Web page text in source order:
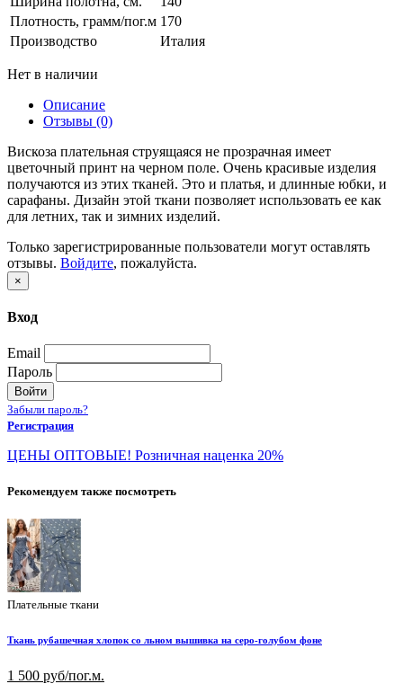
Плотность, грамм/пог.м 170
Производство
Италия
Нет в наличии
Описание
Отзывы (0)
Вискоза плательная струящаяся не прозрачная имеет
цветочный принт на черном поле. Очень красивые изделия
получаются из этих тканей. Это и платья, и длинные юбки, и
сарафаны. Дизайн этой ткани позволяет использовать ее как
для летних, так и зимних изделий.
Только зарегистрированные пользователи могут оставлять
отзывы. Войдите, пожалуйста.
×
Вход
Email
Пароль
Войти
Забыли пароль?
Регистрация
ЦЕНЫ ОПТОВЫЕ! Розничная наценка 20%
Рекомендуем также посмотреть
Плательные ткани
Ткань рубашечная хлопок со льном вышивка на серо-голубом фоне
1 500 руб/пог.м.